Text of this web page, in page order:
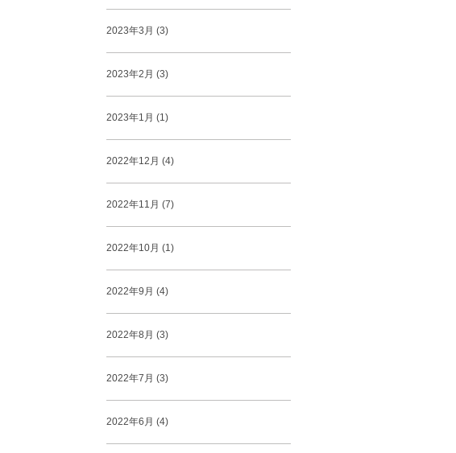
2023年3月 (3)
2023年2月 (3)
2023年1月 (1)
2022年12月 (4)
2022年11月 (7)
2022年10月 (1)
2022年9月 (4)
2022年8月 (3)
2022年7月 (3)
2022年6月 (4)